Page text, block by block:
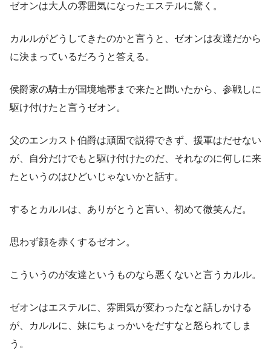
ゼオンは大人の雰囲気になったエステルに驚く。
カルルがどうしてきたのかと言うと、ゼオンは友達だから
に決まっているだろうと答える。
侯爵家の騎士が国境地帯まで来たと聞いたから、参戦しに
駆け付けたと言うゼオン。
父のエンカスト伯爵は頑固で説得できず、援軍はだせない
が、自分だけでもと駆け付けたのだ、それなのに何しに来
たというのはひどいじゃないかと話す。
するとカルルは、ありがとうと言い、初めて微笑んだ。
思わず顔を赤くするゼオン。
こういうのが友達というものなら悪くないと言うカルル。
ゼオンはエステルに、雰囲気が変わったなと話しかける
が、カルルに、妹にちょっかいをだすなと怒られてしま
う。